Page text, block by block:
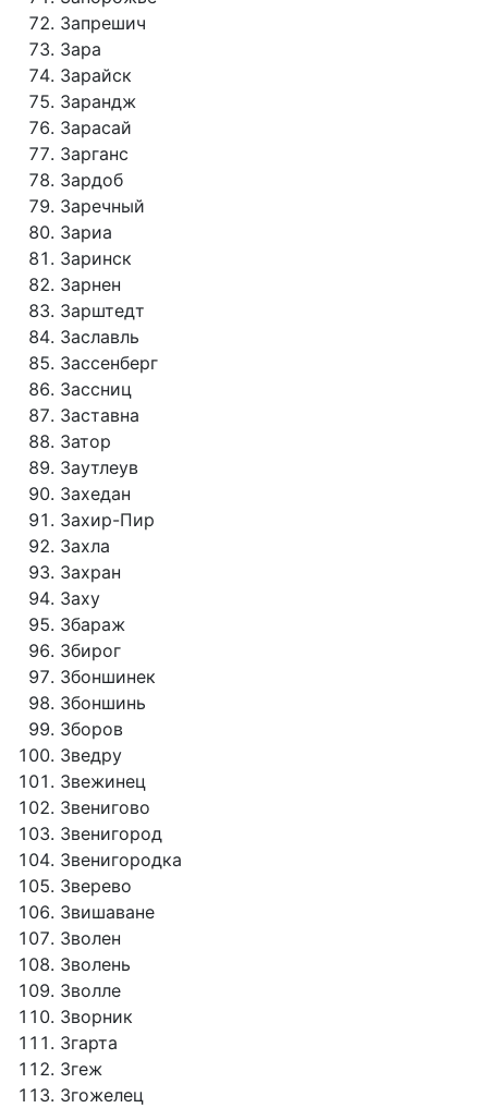
Запрешич
Зара
Зарайск
Зарандж
Зарасай
Зарганс
Зардоб
Заречный
Зариа
Заринск
Зарнен
Зарштедт
Заславль
Зассенберг
Зассниц
Заставна
Затор
Заутлеув
Захедан
Захир-Пир
Захла
Захран
Заху
Збараж
Збирог
Збоншинек
Збоншинь
Зборов
Зведру
Звежинец
Звенигово
Звенигород
Звенигородка
Зверево
Звишаване
Зволен
Зволень
Зволле
Зворник
Згарта
Згеж
Згожелец